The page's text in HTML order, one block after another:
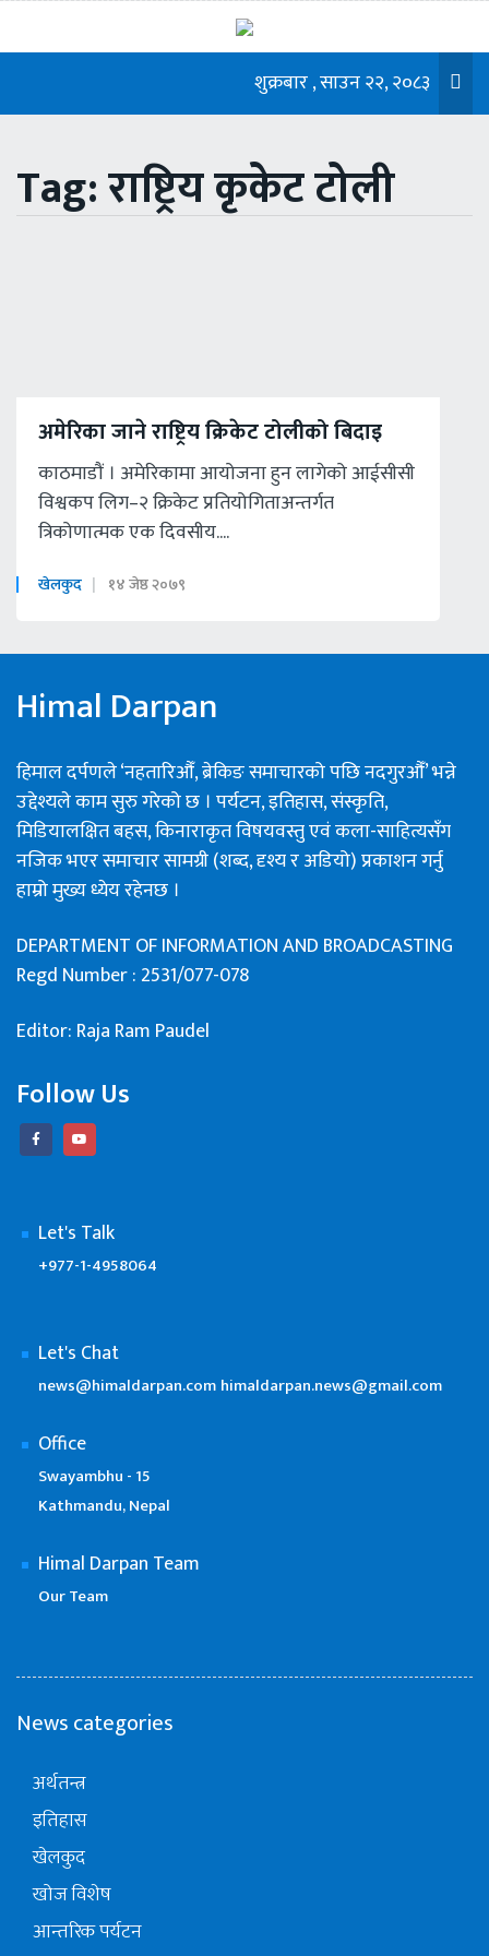
शुक्रबार , साउन २२, २०८३
Tag: राष्ट्रिय कृकेट टोली
अमेरिका जाने राष्ट्रिय क्रिकेट टोलीको बिदाइ
काठमाडौं । अमेरिकामा आयोजना हुन लागेको आईसीसी
विश्वकप लिग–२ क्रिकेट प्रतियोगिताअन्तर्गत
त्रिकोणात्मक एक दिवसीय....
खेलकुद १४ जेष्ठ २०७९
Himal Darpan
हिमाल दर्पणले ‘नहतारिऔँ, ब्रेकिङ समाचारको पछि नदगुरऔँ’ भन्ने
उद्देश्यले काम सुरु गरेको छ । पर्यटन, इतिहास, संस्कृति,
मिडियालक्षित बहस, किनाराकृत विषयवस्तु एवं कला-साहित्यसँग
नजिक भएर समाचार सामग्री (शब्द, दृश्य र अडियो) प्रकाशन गर्नु
हाम्रो मुख्य ध्येय रहेनछ ।
DEPARTMENT OF INFORMATION AND BROADCASTING
Regd Number : 2531/077-078
Editor: Raja Ram Paudel
Follow Us
Let's Talk
+977-1-4958064
Let's Chat
news@himaldarpan.com himaldarpan.news@gmail.com
Office
Swayambhu - 15
Kathmandu, Nepal
Himal Darpan Team
Our Team
News categories
अर्थतन्त्र
इतिहास
खेलकुद
खोज विशेष
आन्तरिक पर्यटन